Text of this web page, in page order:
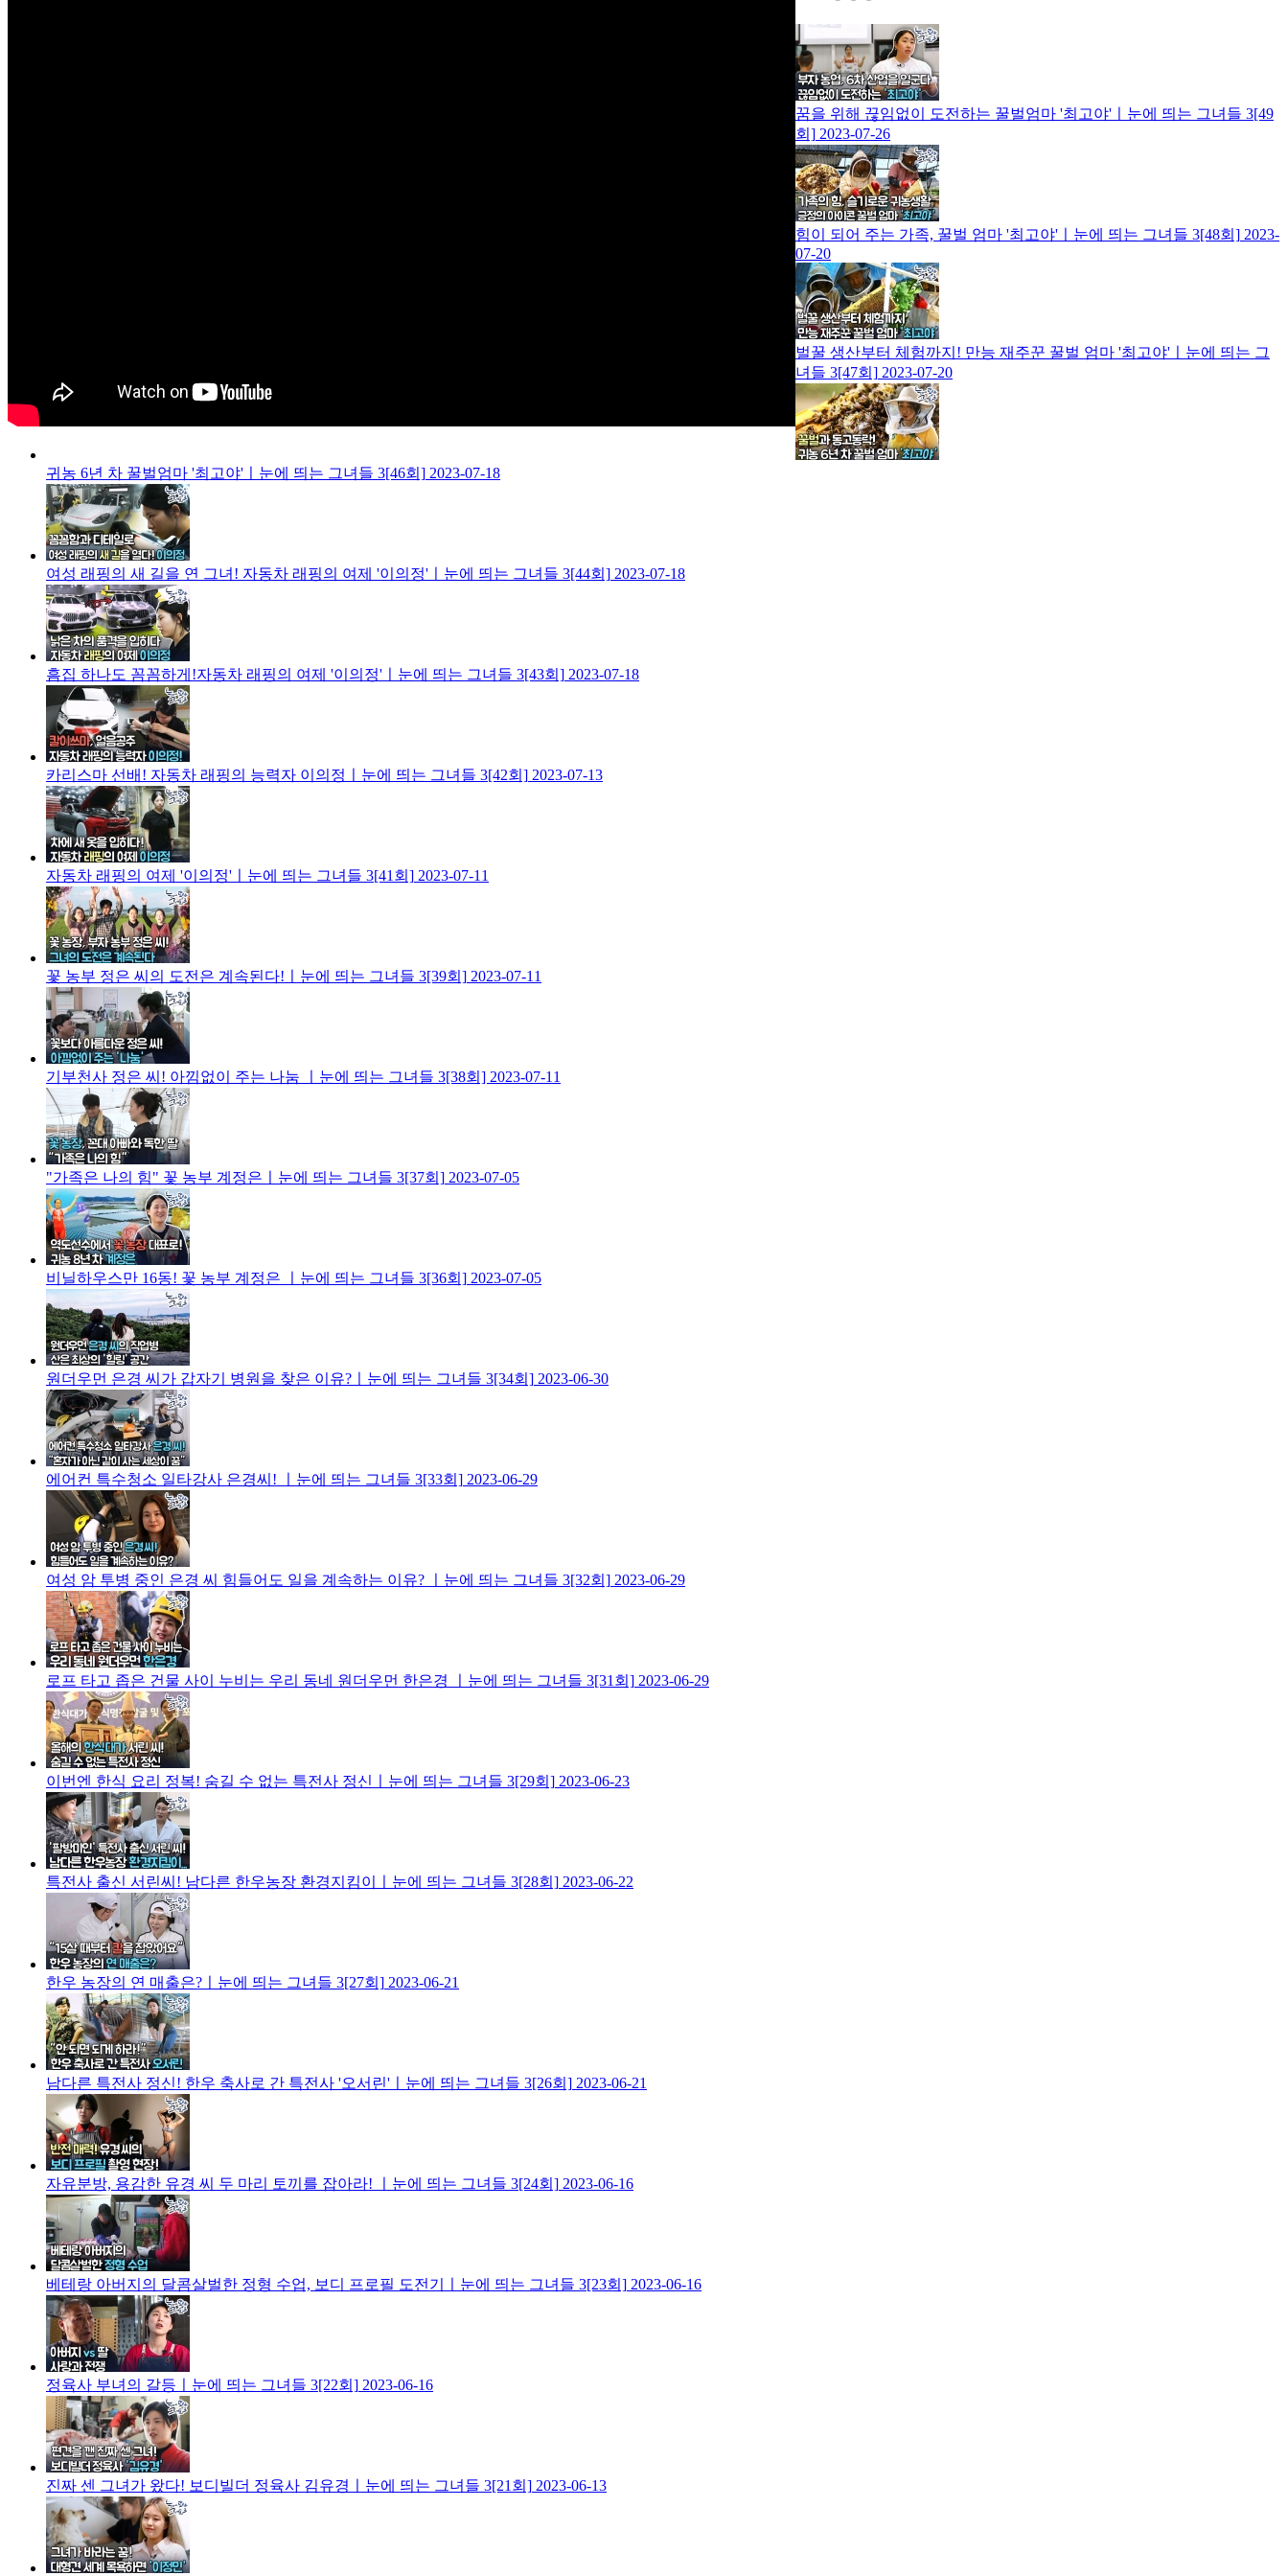
꿈을 위해 끊임없이 도전하는 꿀벌엄마 '최고야'ㅣ눈에 띄는 그녀들 3[49
회] 2023-07-26
힘이 되어 주는 가족, 꿀벌 엄마 '최고야'ㅣ눈에 띄는 그녀들 3[48회] 2023-
07-20
벌꿀 생산부터 체험까지! 만능 재주꾼 꿀벌 엄마 '최고야'ㅣ눈에 띄는 그
녀들 3[47회] 2023-07-20
귀농 6년 차 꿀벌엄마 '최고야'ㅣ눈에 띄는 그녀들 3[46회] 2023-07-18
여성 래핑의 새 길을 연 그녀! 자동차 래핑의 여제 '이의정'ㅣ눈에 띄는 그녀들 3[44회] 2023-07-18
흠집 하나도 꼼꼼하게!자동차 래핑의 여제 '이의정'ㅣ눈에 띄는 그녀들 3[43회] 2023-07-18
카리스마 선배! 자동차 래핑의 능력자 이의정ㅣ눈에 띄는 그녀들 3[42회] 2023-07-13
자동차 래핑의 여제 '이의정'ㅣ눈에 띄는 그녀들 3[41회] 2023-07-11
꽃 농부 정은 씨의 도전은 계속된다!ㅣ눈에 띄는 그녀들 3[39회] 2023-07-11
기부천사 정은 씨! 아낌없이 주는 나눔 ㅣ눈에 띄는 그녀들 3[38회] 2023-07-11
"가족은 나의 힘" 꽃 농부 계정은ㅣ눈에 띄는 그녀들 3[37회] 2023-07-05
비닐하우스만 16동! 꽃 농부 계정은 ㅣ눈에 띄는 그녀들 3[36회] 2023-07-05
원더우먼 은경 씨가 갑자기 병원을 찾은 이유?ㅣ눈에 띄는 그녀들 3[34회] 2023-06-30
에어컨 특수청소 일타강사 은경씨! ㅣ눈에 띄는 그녀들 3[33회] 2023-06-29
여성 암 투병 중인 은경 씨 힘들어도 일을 계속하는 이유? ㅣ눈에 띄는 그녀들 3[32회] 2023-06-29
로프 타고 좁은 건물 사이 누비는 우리 동네 원더우먼 한은경 ㅣ눈에 띄는 그녀들 3[31회] 2023-06-29
이번엔 한식 요리 정복! 숨길 수 없는 특전사 정신ㅣ눈에 띄는 그녀들 3[29회] 2023-06-23
특전사 출신 서린씨! 남다른 한우농장 환경지킴이ㅣ눈에 띄는 그녀들 3[28회] 2023-06-22
한우 농장의 연 매출은?ㅣ눈에 띄는 그녀들 3[27회] 2023-06-21
남다른 특전사 정신! 한우 축사로 간 특전사 '오서린'ㅣ눈에 띄는 그녀들 3[26회] 2023-06-21
자유분방, 용감한 유경 씨 두 마리 토끼를 잡아라! ㅣ눈에 띄는 그녀들 3[24회] 2023-06-16
베테랑 아버지의 달콤살벌한 정형 수업, 보디 프로필 도전기ㅣ눈에 띄는 그녀들 3[23회] 2023-06-16
정육사 부녀의 갈등ㅣ눈에 띄는 그녀들 3[22회] 2023-06-16
진짜 센 그녀가 왔다! 보디빌더 정육사 김유경ㅣ눈에 띄는 그녀들 3[21회] 2023-06-13